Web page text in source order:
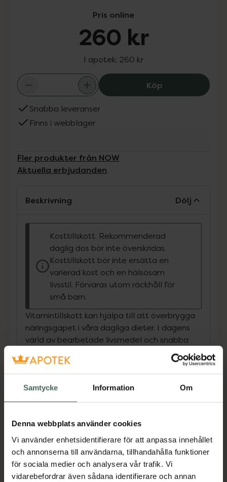
Samtycke Information Om
Denna webbplats använder cookies
Vi använder enhetsidentifierare för att anpassa innehållet
och annonserna till användarna, tillhandahålla funktioner
för sociala medier och analysera vår trafik. Vi
vidarebefordrar även sådana identifierare och annan
Pris online
260 kr
I apotek: 260 kr
KöpNOW Daily
Snabba leveranser
Finns i webblager
Fler produkter från NOW
Aktuella erbjudanden
Beskrivning Dölj
Kosttillskott. Rekommenderad
daglig dos bör inte överskridas.
Kosttillskott bör inte ersätta en
varierad kost och en hälsosam
livsstil. Förvaras utom räckhåll för
små barn.
Vitamintillskott kan hjälpa till att överbrygga
näringsgapet i våra dagliga dieter. I dagens
värld av bearbetade livsmedel och snabba
livsstilar får många av oss inte det dagliga
rekommenderade intaget av vitaminer,
mineraler och andra näringsämnen.
Vitamintillskott kan hjälpa till att fylla i de
områden som saknas i vår kost. Daily Vits-
brett spektrum av näring. Innehåller 100 mcg
lutein från ringblommaextrakt och 100 mcg
lykopen från naturligt tomatextrakt per
portion.
Jämförpris 2,95 kr/st